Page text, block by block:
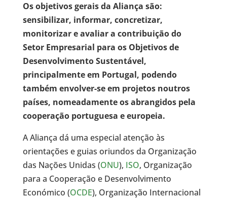
Os objetivos gerais da Aliança são:
sensibilizar, informar, concretizar,
monitorizar e avaliar a contribuição do
Setor Empresarial para os Objetivos de
Desenvolvimento Sustentável,
principalmente em Portugal, podendo
também envolver-se em projetos noutros
países, nomeadamente os abrangidos pela
cooperação portuguesa e europeia.
A Aliança dá uma especial atenção às
orientações e guias oriundos da Organização
das Nações Unidas (ONU), ISO, Organização
para a Cooperação e Desenvolvimento
Económico (OCDE), Organização Internacional